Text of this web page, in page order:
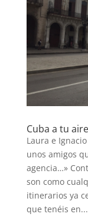
Cuba a tu
Laura e
unos amigos
agencia…»
son como
itinerarios ya
que tenéis en...